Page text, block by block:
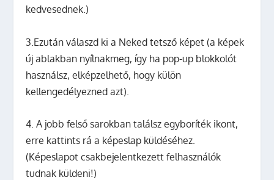
kedvesednek.)
3.Ezután válaszd ki a Neked tetsző képet (a képek
új ablakban nyílnakmeg, így ha pop-up blokkolót
használsz, elképzelhető, hogy külön
kellengedélyezned azt).
4. A jobb felső sarokban találsz egyboríték ikont,
erre kattints rá a képeslap küldéséhez.
(Képeslapot csakbejelentkezett felhasználók
tudnak küldeni!)